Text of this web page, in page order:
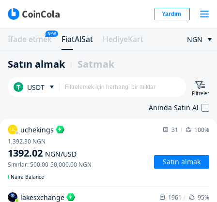
Yardım
İfade etmek
NEW
FiatAlSat HediyeKart NGN
Satın almak Satmak
USDT
Filtreler
Anında Satın Al
UC uchekings 31 100%
1392.02 NGN/USD
1,392.30 NGN
Sınırlar:500.00-50,000.00 NGN Satın almak
Naira Balance
lakesxchange 1961 95%